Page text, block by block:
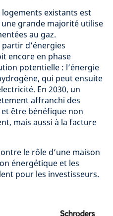
existants est
grande majorité utilise
au gaz.
d’énergies
encore en phase
potentielle : l’énergie
qui peut ensuite
En 2030, un
affranchi des
être bénéfique non
mais aussi à la facture
le rôle d’une maison
énergétique et les
pour les investisseurs.